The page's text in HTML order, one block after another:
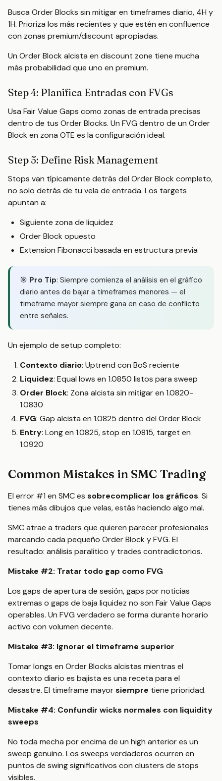
Busca Order Blocks sin mitigar en timeframes diario, 4H y
1H. Prioriza los más recientes y que estén en confluence
con zonas premium/discount apropiadas.
Un Order Block alcista en discount zone tiene mucha
más probabilidad que uno en premium.
Step 4: Planifica Entradas con FVGs
Usa Fair Value Gaps como zonas de entrada precisas
dentro de tus Order Blocks. Un FVG dentro de un Order
Block en zona OTE es la configuración ideal.
Step 5: Define Risk Management
Stops van típicamente detrás del Order Block completo,
no solo detrás de tu vela de entrada. Los targets
apuntan a:
Siguiente zona de liquidez
Order Block opuesto
Extension Fibonacci basada en estructura previa
🎯 Pro Tip: Siempre comienza el análisis en el gráfico
diario antes de bajar a timeframes menores — el
timeframe mayor siempre gana en caso de conflicto
entre señales.
Un ejemplo de setup completo:
Contexto diario: Uptrend con BoS reciente
Liquidez: Equal lows en 1.0850 listos para sweep
Order Block: Zona alcista sin mitigar en 1.0820-
1.0830
FVG: Gap alcista en 1.0825 dentro del Order Block
Entry: Long en 1.0825, stop en 1.0815, target en
1.0920
Common Mistakes in SMC Trading
El error #1 en SMC es sobrecomplicar los gráficos. Si
tienes más dibujos que velas, estás haciendo algo mal.
SMC atrae a traders que quieren parecer profesionales
marcando cada pequeño Order Block y FVG. El
resultado: análisis paralítico y trades contradictorios.
Mistake #2: Tratar todo gap como FVG
Los gaps de apertura de sesión, gaps por noticias
extremas o gaps de baja liquidez no son Fair Value Gaps
operables. Un FVG verdadero se forma durante horario
activo con volumen decente.
Mistake #3: Ignorar el timeframe superior
Tomar longs en Order Blocks alcistas mientras el
contexto diario es bajista es una receta para el
desastre. El timeframe mayorsiempre tiene prioridad.
Mistake #4: Confundir wicks normales con liquidity
sweeps
No toda mecha por encima de un high anterior es un
sweep genuino. Los sweeps verdaderos ocurren en
puntos de swing significativos con clusters de stops
visibles.